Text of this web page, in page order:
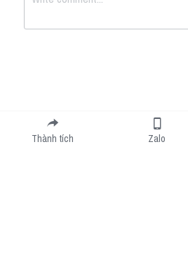
Submit
Thành tích Zalo